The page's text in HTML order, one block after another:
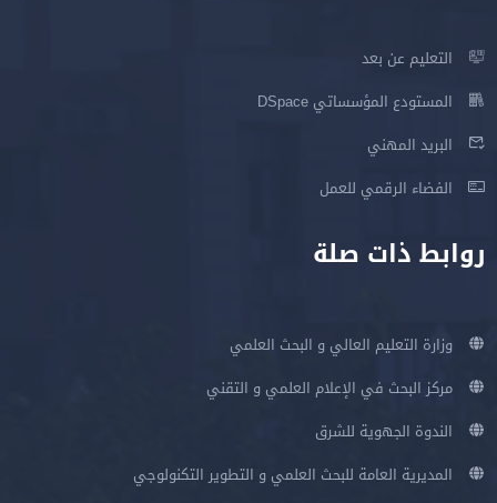
التعليم عن بعد
المستودع المؤسساتي DSpace
البريد المهني
الفضاء الرقمي للعمل
روابط ذات صلة
وزارة التعليم العالي و البحث العلمي
مركز البحث في الإعلام العلمي و التقني
الندوة الجهوية للشرق
المديرية العامة للبحث العلمي و التطوير التكنولوجي